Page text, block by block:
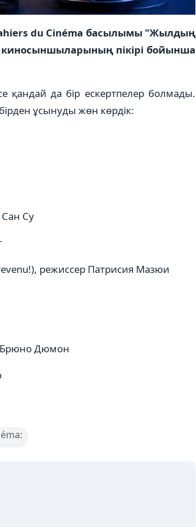
du Cinéma басылымы "Жылдың
пікірі бойынша
қандай да бір ескертпелер болмады.
бірден ұсынуды жөн көрдік:
Сан Су
режиссер Патрисия Мазюи
Брюно Дюмон